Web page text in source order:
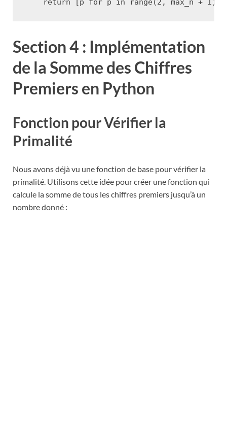
return p for p in range ( 2 , max_n + 1 )
Section 4 : Implémentation
de la Somme des Chiffres
Premiers en Python
Fonction pour Vérifier la
Primalité
Nous avons déjà vu une fonction de base pour vérifier la
primalité. Utilisons cette idée pour créer une fonction qui
calcule la somme de tous les chiffres premiers jusqu’à un
nombre donné :